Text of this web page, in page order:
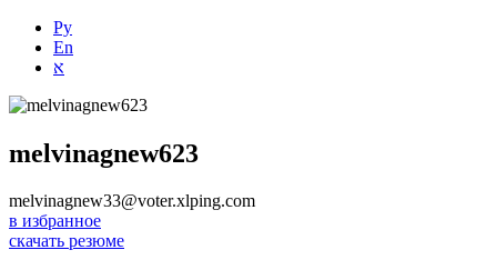
Ру
En
א
melvinagnew623
melvinagnew33@voter.xlping.com
в избранное
скачать резюме